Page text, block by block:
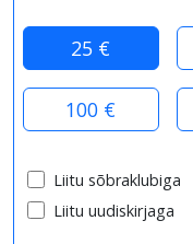
25 €
100 €
Liitu sõbraklubiga
Liitu uudiskirjaga